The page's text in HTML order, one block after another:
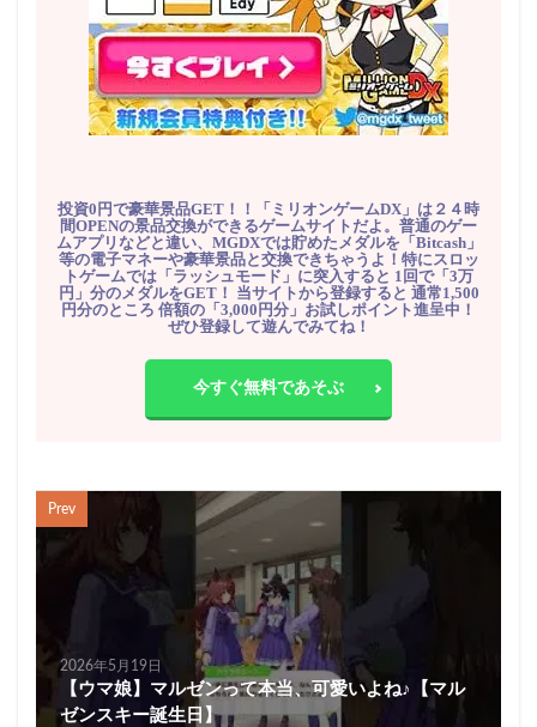
投資0円で豪華景品GET！！「ミリオンゲームDX」は２４時
間OPENの景品交換ができるゲームサイトだよ。普通のゲー
ムアプリなどと違い、MGDXでは貯めたメダルを「Bitcash」
等の電子マネーや豪華景品と交換できちゃうよ！特にスロッ
トゲームでは「ラッシュモード」に突入すると 1回で「3万
円」分のメダルをGET！ 当サイトから登録すると 通常1,500
円分のところ 倍額の「3,000円分」お試しポイント進呈中！
ぜひ登録して遊んでみてね！
今すぐ無料であそぶ
Prev
2026年5月19日
【ウマ娘】マルゼンって本当、可愛いよね♪【マル
ゼンスキー誕生日】